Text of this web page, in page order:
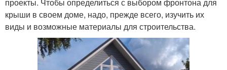
крыши в своем доме, надо, прежде всего, изучить их
виды и возможные материалы для строительства.